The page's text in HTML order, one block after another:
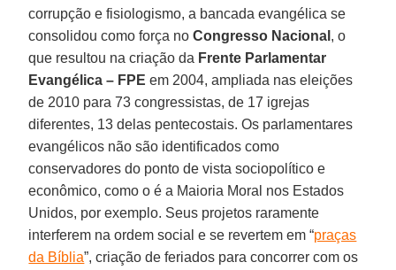
corrupção e fisiologismo, a bancada evangélica se
consolidou como força noCongresso Nacional , o
que resultou na criação da Frente Parlamentar
Evangélica – FPE em 2004, ampliada nas eleições
de 2010 para 73 congressistas, de 17 igrejas
diferentes, 13 delas pentecostais. Os parlamentares
evangélicos não são identificados como
conservadores do ponto de vista sociopolítico e
econômico, como o é a Maioria Moral nos Estados
Unidos, por exemplo. Seus projetos raramente
interferem na ordem social e se revertem em “praças
da Bíblia”, criação de feriados para concorrer com os